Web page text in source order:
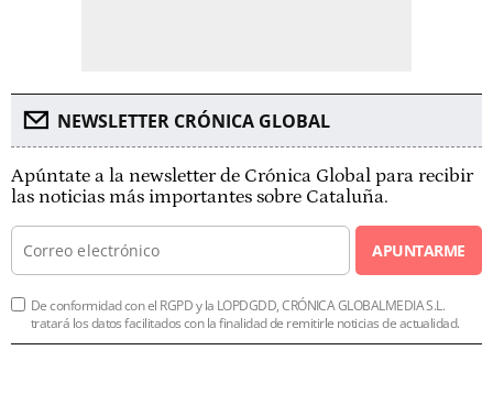
NEWSLETTER CRÓNICA GLOBAL
Apúntate a la newsletter de Crónica Global para recibir
las noticias más importantes sobre Cataluña.
APUNTARME
De conformidad con el RGPD y la LOPDGDD, CRÓNICA GLOBALMEDIA S.L.
tratará los datos facilitados con la finalidad de remitirle noticias de actualidad.